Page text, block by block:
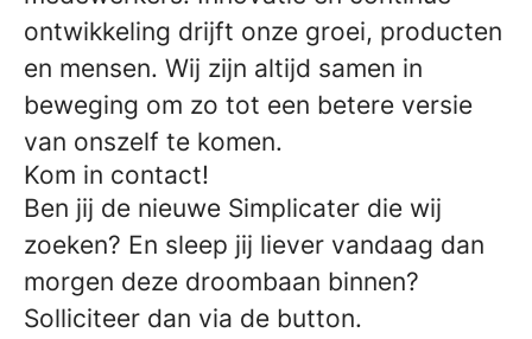
ontwikkeling drijft onze groei, producten
en mensen. Wij zijn altijd samen in
beweging om zo tot een betere versie
van onszelf te komen.
Kom in contact!
Ben jij de nieuwe Simplicater die wij
zoeken? En sleep jij liever vandaag dan
morgen deze droombaan binnen?
Solliciteer dan via de button.